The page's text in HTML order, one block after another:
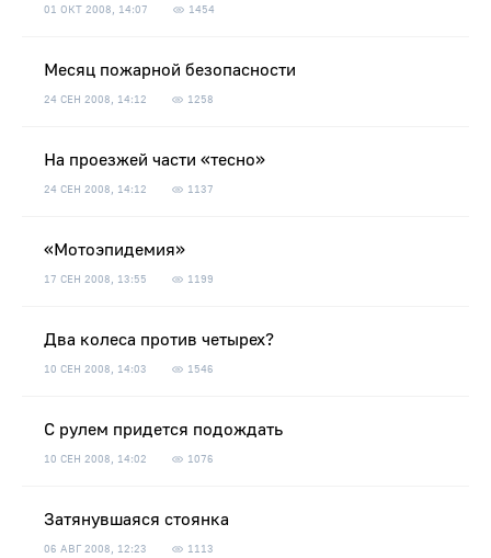
01 ОКТ 2008, 14:07 1454
Месяц пожарной безопасности
24 СЕН 2008, 14:12 1258
На проезжей части «тесно»
24 СЕН 2008, 14:12 1137
«Мотоэпидемия»
17 СЕН 2008, 13:55 1199
Два колеса против четырех?
10 СЕН 2008, 14:03 1546
С рулем придется подождать
10 СЕН 2008, 14:02 1076
Затянувшаяся стоянка
06 АВГ 2008, 12:23 1113